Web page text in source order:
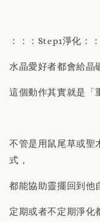
：：：Step1淨化：：
水晶愛好者都會給晶
這個動作其實就是「
不管是用鼠尾草或聖
式，
都能協助靈擺回到他
定期或者不定期淨化